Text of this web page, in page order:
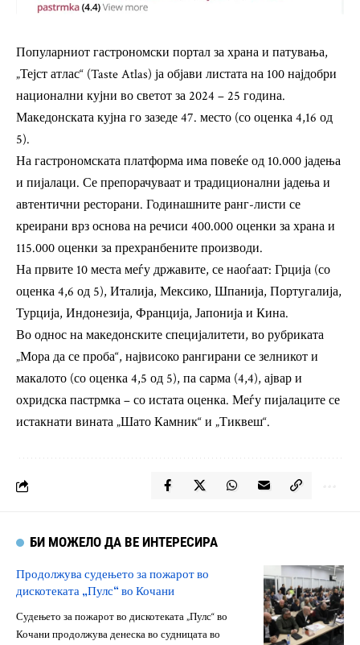
Популарниот гастрономски портал за храна и патувања,
„Тејст атлас“ (Taste Atlas) ја објави листата на 100 најдобри
национални кујни во светот за 2024 – 25 година.
Македонската кујна го зазеде 47. место (со оценка 4,16 од
5).
На гастрономската платформа има повеќе од 10.000 јадења
и пијалаци. Се препорачуваат и традиционални јадења и
автентични ресторани. Годинашните ранг-листи се
креирани врз основа на речиси 400.000 оценки за храна и
115.000 оценки за прехранбените производи.
На првите 10 места меѓу државите, се наоѓаат: Грција (со
оценка 4,6 од 5), Италија, Мексико, Шпанија, Португалија,
Турција, Индонезија, Франција, Јапонија и Кина.
Во однос на македонските специјалитети, во рубриката
„Мора да се проба“, највисоко рангирани се зелникот и
макалото (со оценка 4,5 од 5), па сарма (4,4), ајвар и
охридска пастрмка – со истата оценка. Меѓу пијалаците се
истакнати вината „Шато Камник“ и „Тиквеш“.
БИ МОЖЕЛО ДА ВЕ ИНТЕРЕСИРА
Продолжува судењето за пожарот во
дискотеката „Пулс“ во Кочани
Судењето за пожарот во дискотеката „Пулс“ во
Кочани продолжува денеска во судницата во